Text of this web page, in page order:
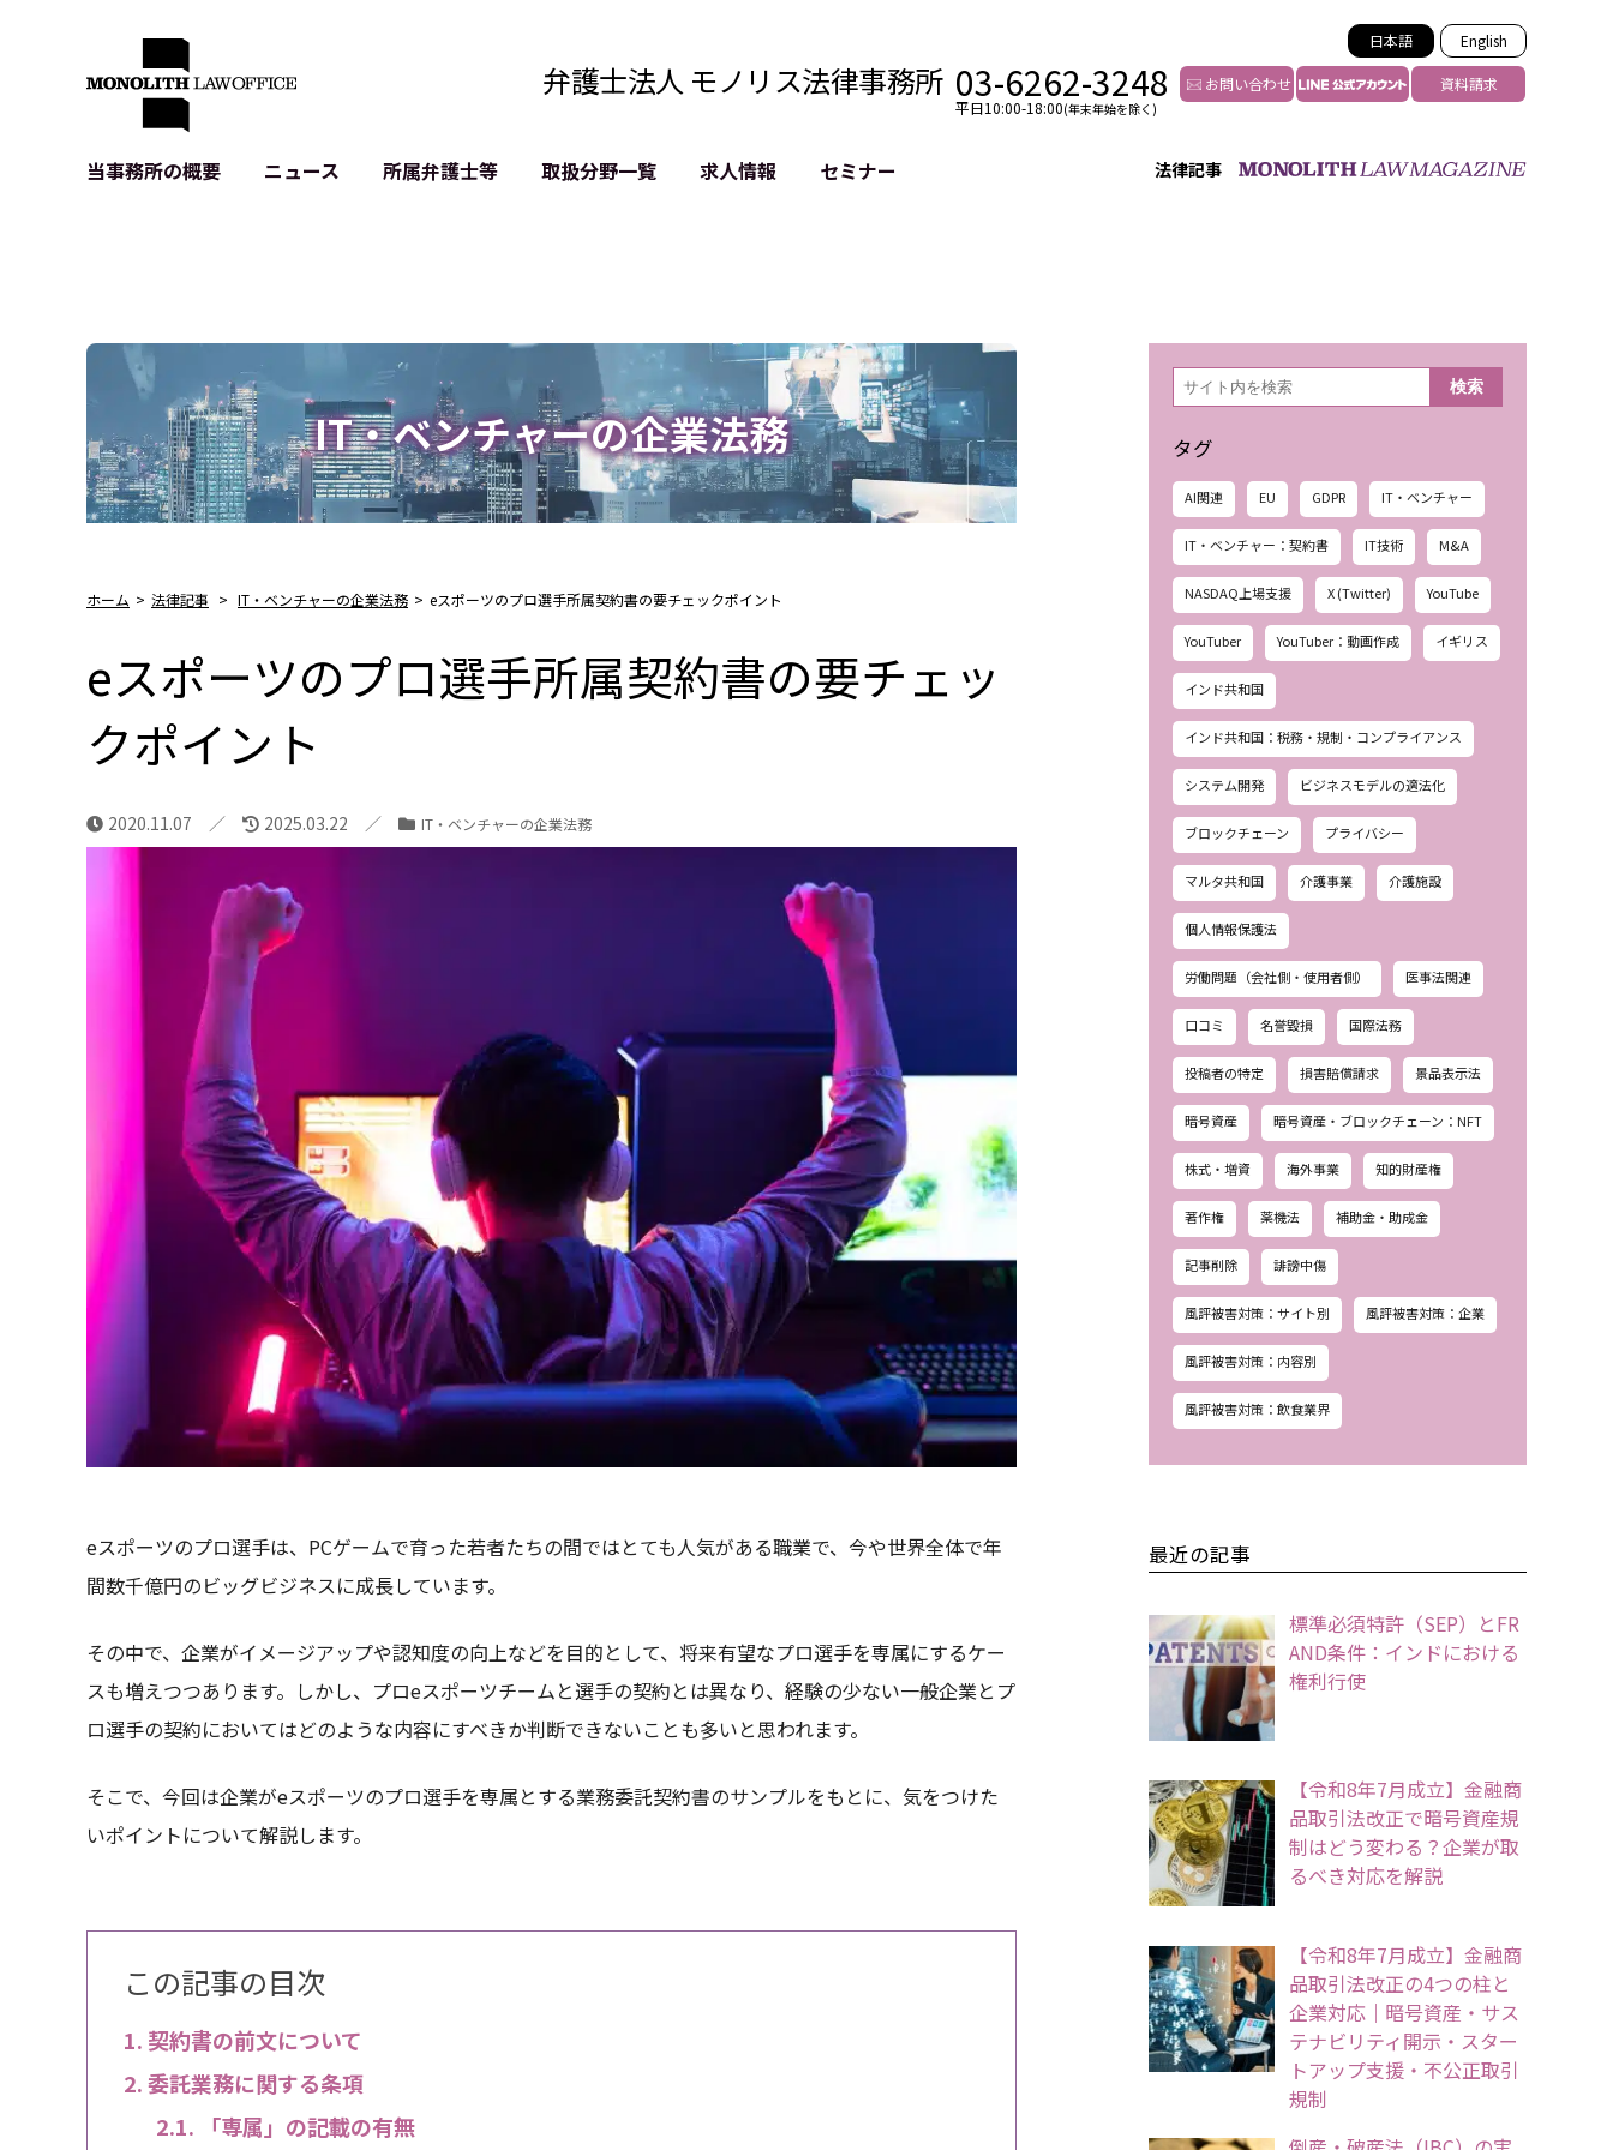
日本語 English
弁護士法人 モノリス法律事務所 03-6262-3248
平日10:00-18:00(年末年始を除く)
お問い合わせ 資料請求
法律記事
当事務所の概要
アクセス
ニュース 所属弁護士等 取扱分野一覧
IPO（上場）支援
生成AI関連法務
記事・LPの薬機法等チェック
D2C等の不正転売対策
サイバー犯罪の刑事告訴等
GDPR対応支援
リスティング汚染の削除対策
過去の芸能等活動の削除
YouTube等SNSのM&A
求人情報 セミナー
IT・ベンチャーの企業法務
ホーム > 法律記事 > IT・ベンチャーの企業法務 > eスポーツのプロ選手所属契約書の要チェックポイント
eスポーツのプロ選手所属契約書の要チェッ
クポイント
2020.11.07 2025.03.22 IT・ベンチャーの企業法務
eスポーツのプロ選手は、PCゲームで育った若者たちの間ではとても人気がある職業で、今や世界全体で年
間数千億円のビッグビジネスに成長しています。
その中で、企業がイメージアップや認知度の向上などを目的として、将来有望なプロ選手を専属にするケー
スも増えつつあります。しかし、プロeスポーツチームと選手の契約とは異なり、経験の少ない一般企業とプ
ロ選手の契約においてはどのような内容にすべきか判断できないことも多いと思われます。
そこで、今回は企業がeスポーツのプロ選手を専属とする業務委託契約書のサンプルをもとに、気をつけた
いポイントについて解説します。
この記事の目次
契約書の前文について
委託業務に関する条項
「専属」の記載の有無
検
索 検索
タグ
AI関連 EU GDPR IT・ベンチャー
IT・ベンチャー：契約書 IT技術 M&A
NASDAQ上場支援 X (Twitter) YouTube
YouTuber YouTuber：動画作成 イギリス
インド共和国
インド共和国：税務・規制・コンプライアンス
システム開発 ビジネスモデルの適法化
ブロックチェーン プライバシー
マルタ共和国 介護事業 介護施設
個人情報保護法
労働問題（会社側・使用者側） 医事法関連
口コミ 名誉毀損 国際法務
投稿者の特定 損害賠償請求 景品表示法
暗号資産 暗号資産・ブロックチェーン：NFT
株式・増資 海外事業 知的財産権
著作権 薬機法 補助金・助成金
記事削除 誹謗中傷
風評被害対策：サイト別 風評被害対策：企業
風評被害対策：内容別
風評被害対策：飲食業界
最近の記事
標準必須特許（SEP）とFR
AND条件：インドにおける
権利行使
【令和8年7月成立】金融商
品取引法改正で暗号資産規
制はどう変わる？企業が取
るべき対応を解説
【令和8年7月成立】金融商
品取引法改正の4つの柱と
企業対応｜暗号資産・サス
テナビリティ開示・スター
トアップ支援・不公正取引
規制